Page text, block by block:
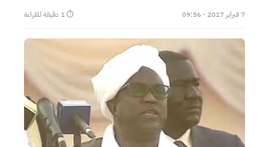
7 فبراير 2017 · 09:56 ⏱ 1 دقيقة للقراءة